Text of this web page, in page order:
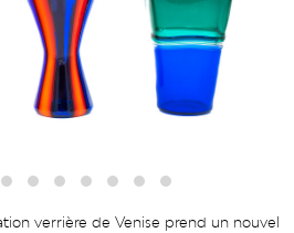
verrière de Venise prend un nouvel